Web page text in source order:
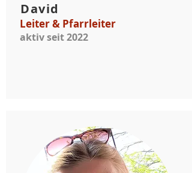
David
Leiter & Pfarrleiter
aktiv seit 2022